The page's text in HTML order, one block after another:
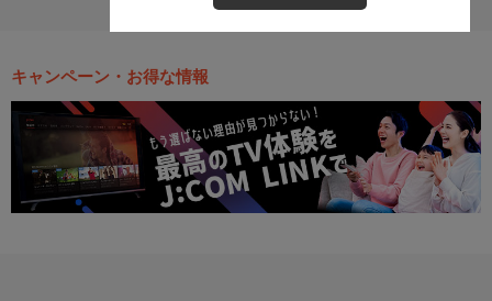
キャンペーン・お得な情報